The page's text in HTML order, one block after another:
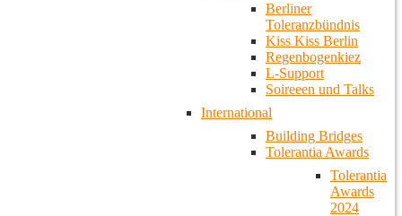
Berliner
Toleranzbündnis
Kiss Kiss Berlin
Regenbogenkiez
L-Support
Soireeen und Talks
International
Building Bridges
Tolerantia Awards
Tolerantia
Awards
2024